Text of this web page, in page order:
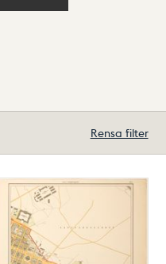
Rensa filter